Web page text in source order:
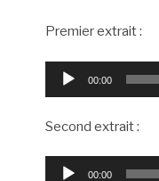
Premier extrait :
Lecteur
audio
00:00
Second extrait :
Lecteur
00:00